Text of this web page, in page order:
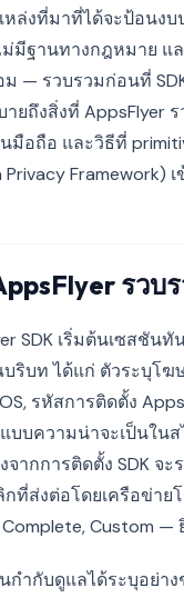
หล่งที่มาที่ได้จะป้อนง
มีฐานทางกฎหมาย แล
ม — รวบรวมก่อนที่
ยถึงสิ่งที่ AppsFlyer
นมือถือ และวิธีที่
Privacy Framework)
รวบ
SDK เริ่มต้นเซสชัน
บท ได้แก่ ตัวระบุโฆษ
รหัสการติดตั้ง
บบความน่าจะเป็นใน
จากการติดตั้ง SDK จ
ที่ส่งต่อโดยเครือข่าย
Custom —
กำกับดูแลได้ระบุอย่าง